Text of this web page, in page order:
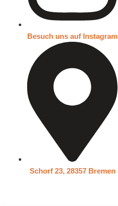
Besuch uns auf Instagram
Schorf 23, 28357 Bremen